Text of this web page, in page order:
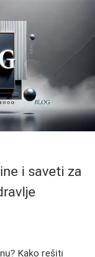
i saveti za
Kako rešiti